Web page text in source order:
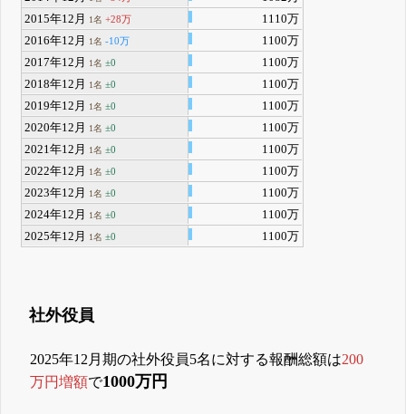
2015年12月
1名 +28万
1110万
2016年12月
1名 -10万
1100万
2017年12月
1名 ±0
1100万
2018年12月
1名 ±0
1100万
2019年12月
1名 ±0
1100万
2020年12月
1名 ±0
1100万
2021年12月
1名 ±0
1100万
2022年12月
1名 ±0
1100万
2023年12月
1名 ±0
1100万
2024年12月
1名 ±0
1100万
2025年12月
1名 ±0 1100万
社外役員
2025年12月期の社外役員5名に対する報酬総額は200
万円増額で1000万円